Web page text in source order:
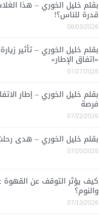
بقلم خليل الخوري – هذا
قدرة للناس؟!
08/03/2026
بقلم خليل الخوري – تأثير
«اتفاق الإطار»
07/27/2026
بقلم خليل الخوري – إطار
فرصة
07/22/2026
بقلم خليل الخوري – هدى
07/20/2026
كيف يؤثر التوقف عن القهوة
والنوم؟
07/13/2026